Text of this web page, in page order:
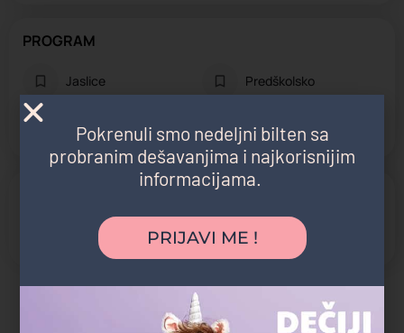
PROGRAM
Jaslice Predškolsko
Vrtić
Dvorište Organizovani izleti
Možda vas zanima i sledeće:
Pokrenuli smo nedeljni bilten sa
probranim dešavanjima i najkorisnijim
informacijama.
PRIJAVI ME !